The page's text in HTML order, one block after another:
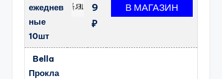
ежеднев
ные
10шт
9
₽
Bella
Прокла